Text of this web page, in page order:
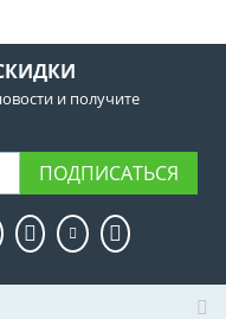
и получите
ПОДПИСАТЬСЯ